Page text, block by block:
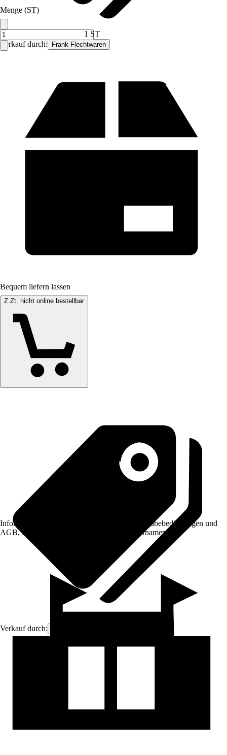
Verkauf durch: Frank Flechtwaren
Menge (ST)
1 ST
Bequem liefern lassen
Z.Zt. nicht online bestellbar
Verkauf durch:
Informationen des Verkäufers, wie z. B. Rückgabebedingungen und
AGB, finden Sie bei Klick auf den Verkäufernamen.